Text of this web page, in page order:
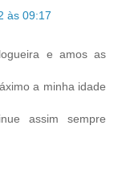
às 09:17
e amos as
a minha idade
assim sempre